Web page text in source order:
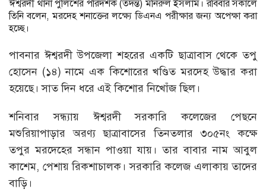
ঈশ্বরদী থানা পুলিশের পরিদর্শক (তদন্ত) মনিরুল ইসলাম। রবিবার সকালে
তিনি বলেন, মরদেহ শনাক্তের লক্ষ্যে ডিএনএ পরীক্ষার জন্য অপেক্ষা করা
হচ্ছে।
পাবনার ঈশ্বরদী উপজেলা শহরের একটি ছাত্রাবাস থেকে তপু
হোসেন (১৪) নামে এক কিশোরের খণ্ডিত মরদেহ উদ্ধার করা
হয়েছে। সাত দিন ধরে এই কিশোর নিখোঁজ ছিল।
শনিবার সন্ধ্যায় ঈশ্বরদী সরকারি কলেজের পেছনে
মশুরিয়াপাড়ার অরণ্য ছাত্রাবাসের তিনতলার ৩০৫নং কক্ষে
তপুর মরদেহের সন্ধান পাওয়া যায়। তার বাবার নাম আবুল
কাশেম, পেশায় রিকশাচালক। সরকারি কলেজ এলাকায় তাদের
বাড়ি।